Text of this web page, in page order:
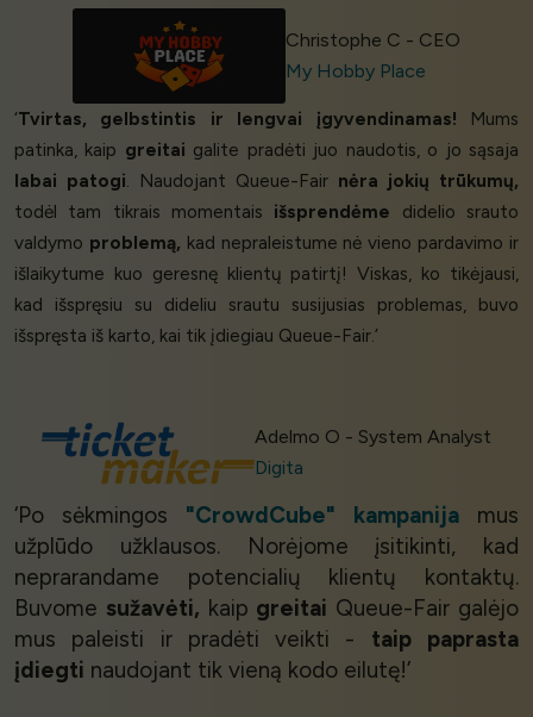
Christophe C - CEO
My Hobby Place
‘Tvirtas, gelbstintis ir lengvai įgyvendinamas! Mums
patinka, kaip greitai galite pradėti juo naudotis, o jo sąsaja
labai patogi. Naudojant Queue-Fair nėra jokių trūkumų,
todėl tam tikrais momentais išsprendėme didelio srauto
valdymo problemą, kad nepraleistume nė vieno pardavimo ir
išlaikytume kuo geresnę klientų patirtį! Viskas, ko tikėjausi,
kad išspręsiu su dideliu srautu susijusias problemas, buvo
išspręsta iš karto, kai tik įdiegiau Queue-Fair.’
Adelmo O - System Analyst
Digita
‘Po sėkmingos "CrowdCube" kampanija mus
užplūdo užklausos. Norėjome įsitikinti, kad
neprarandame potencialių klientų kontaktų.
Buvome sužavėti, kaip greitai Queue-Fair galėjo
mus paleisti ir pradėti veikti - taip paprasta
įdiegti naudojant tik vieną kodo eilutę!’